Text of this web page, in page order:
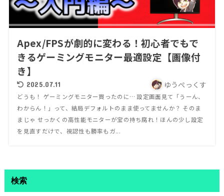
Apex/FPSが劇的に変わる！初心者でもで
きるゲーミングモニター最適設定【画像付
き】
2025.07.11 ゆうぺっくす
どうも！ ゲーミングモニター買ったのに… 設定画面見て「うーん、
わからん！」って、結局デフォルトのまま使ってませんか？ そのま
まじゃ せっかくの高性能モニターが宝の持ち腐れ！ほんの少し設定
を見直すだけで、視認性も勝率もガ...
検索